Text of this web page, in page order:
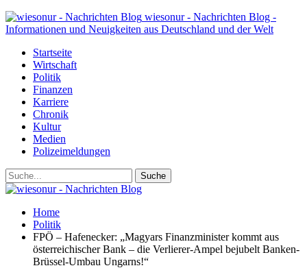
wiesonur - Nachrichten Blog -
Informationen und Neuigkeiten aus Deutschland und der Welt
Startseite
Wirtschaft
Politik
Finanzen
Karriere
Chronik
Kultur
Medien
Polizeimeldungen
Home
Politik
FPÖ – Hafenecker: „Magyars Finanzminister kommt aus
österreichischer Bank – die Verlierer-Ampel bejubelt Banken-
Brüssel-Umbau Ungarns!“